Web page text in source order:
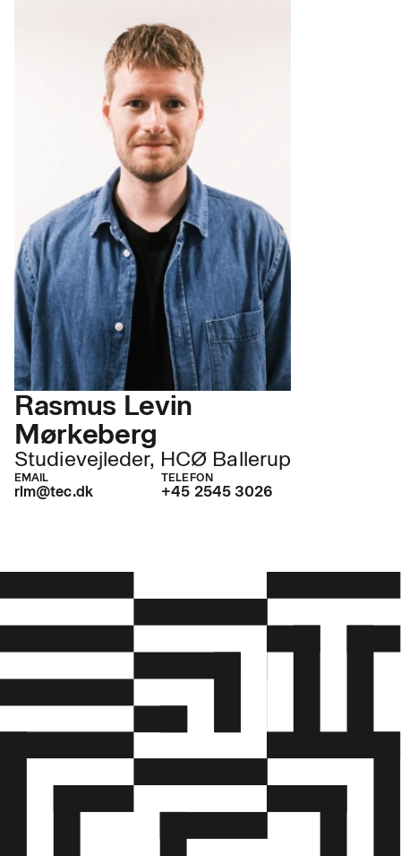
Rasmus Levin
Mørkeberg
Studievejleder, HCØ Ballerup
EMAIL
rlm@tec.dk
TELEFON
+45 2545 3026